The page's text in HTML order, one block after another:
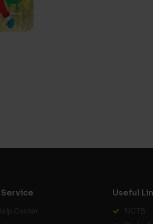
Service
Center
Useful
NCTB